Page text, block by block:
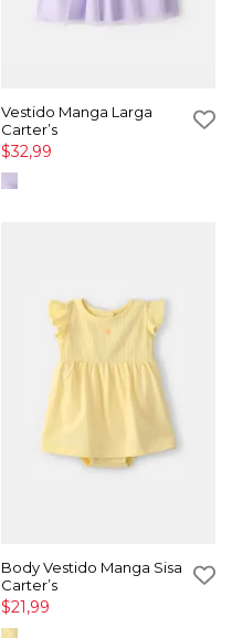
Vestido Manga Larga
Carter’s
$32,99
Body Vestido Manga Sisa
Carter’s
$21,99